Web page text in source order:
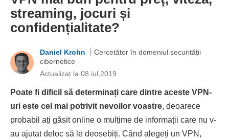
streaming, jocuri și
confidențialitate?
Daniel Krohn
Cercetător în domeniul securității
cibernetice
Actualizat la 08 iul,2019
Poate fi dificil să determinați care dintre aceste VPN-
uri este cel mai potrivit nevoilor voastre, deoarece
probabil ați găsit online o mulțime de informații care nu v-
au ajutat deloc să le deosebiți. Când alegeți un VPN,